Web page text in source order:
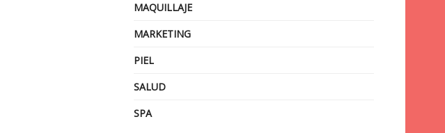
MAQUILLAJE
MARKETING
PIEL
SALUD
SPA